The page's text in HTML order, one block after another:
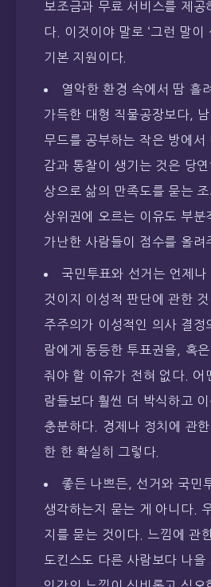
보조금과 무료 서비스를 제공
다. 이것이야 말로 ‘그런 말이
기본 지원이다.
열악한 환경 속에서 땀 흘
가득한 대형 직물공장보다,
무드를 공부하는 작은 방에서
감과 통찰이 생기는 것은 당
상으로 삶의 만족도를 묻는 조
상위권에 오르는 이유도 부분
가난한 사람들이 점수를 올려
국민투표와 선거는 언제
것이지 이성적 판단에 관한
주주의가 이성적인 의사 결정
람에게 동등한 투표권을, 혹
줘야 할 이유가 전혀 없다. 어
람들보다 훨씬 더 박식하고
충분하다. 경제나 정치에 관
한 한 확실히 그렇다.
좋든 나쁘든, 선거와 국민
생각하는지 묻는 게 아니다.
지를 묻는 것이다. 느낌에 관
도킨스도 다른 사람보다 나